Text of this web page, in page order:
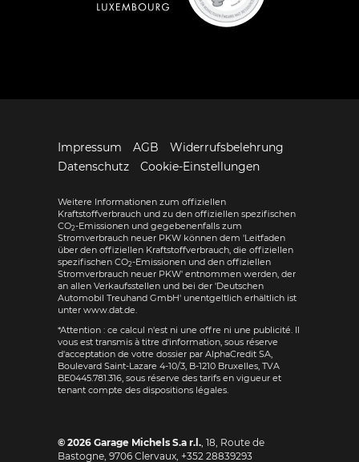
Impressum AGB
Widerrufsbelehrung
Datenschutz
Cookie-Einstellungen
Weitere Informationen zum offiziellen
Kraftstoffverbrauch und zu den offiziellen spezifischen
CO2-Emissionen und gegebenenfalls zum
Stromverbrauch neuer PKW können dem 'Leitfaden
über den offiziellen Kraftstoffverbrauch, die offiziellen
spezifischen CO2-Emissionen und den offiziellen
Stromverbrauch neuer PKW' entnommen werden, der
an allen Verkaufsstellen und bei der 'Deutschen
Automobil Treuhand GmbH' unentgeltlich erhältlich ist
unter www.dat.de.
*Attention : ce calcul n'est ni une offre ni une publicité. Il
vous est transmis à titre d'information, sous réserve
d'acceptation de votre dossier par AlphaCredit SA,
Boulevard Saint-Lazare 4-10/3, B-1210 Bruxelles, TVA
BE0445.781.316, sous réserve des tarifs en vigueur et
tenant compte des dispositions légales.
© 2026 Garage Michels S.a r.l. 18, Route de
Bastogne 9706 Clervaux, +352 28839293